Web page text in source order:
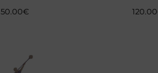
50.00€ 120.00